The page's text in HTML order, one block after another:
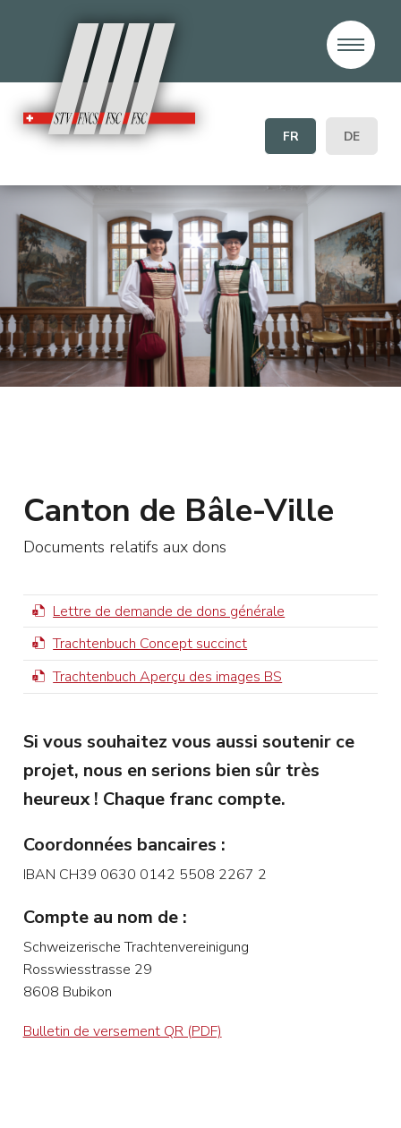
FR DE
Canton de Bâle-Ville
Documents relatifs aux dons
Lettre de demande de dons générale
Trachtenbuch Concept succinct
Trachtenbuch Aperçu des images BS
Si vous souhaitez vous aussi soutenir ce
projet, nous en serions bien sûr très
heureux ! Chaque franc compte.
Coordonnées bancaires :
IBAN CH39 0630 0142 5508 2267 2
Compte au nom de :
Schweizerische Trachtenvereinigung
Rosswiesstrasse 29
8608 Bubikon
Bulletin de versement QR (PDF)